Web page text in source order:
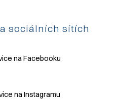
sociálních sítích
na Facebooku
na Instagramu